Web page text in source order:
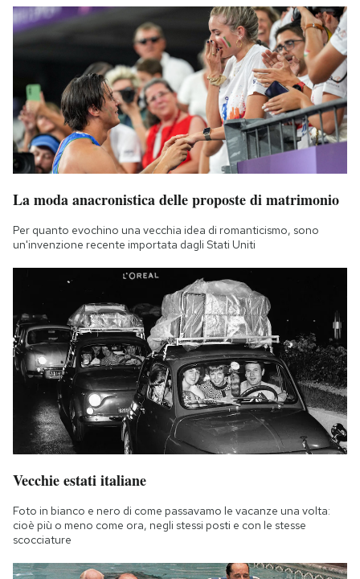
La moda anacronistica delle proposte di matrimonio
Per quanto evochino una vecchia idea di romanticismo, sono
un'invenzione recente importata dagli Stati Uniti
Vecchie estati italiane
Foto in bianco e nero di come passavamo le vacanze una volta:
cioè più o meno come ora, negli stessi posti e con le stesse
scocciature